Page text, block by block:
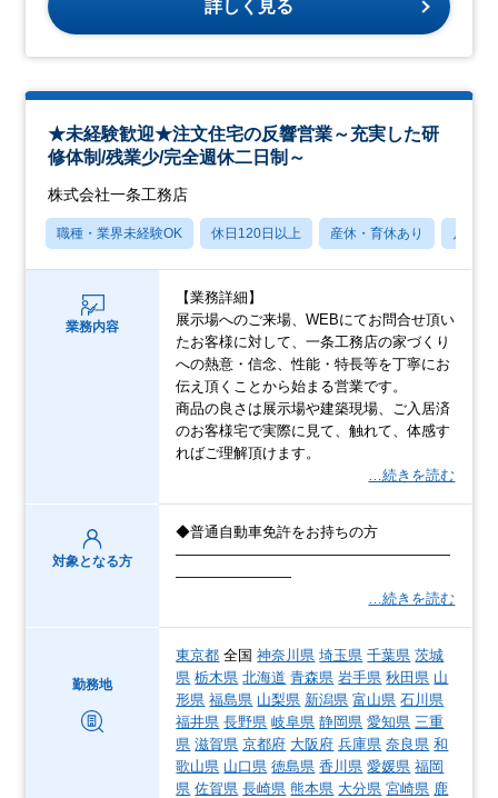
詳しく見る
★未経験歓迎★注文住宅の反響営業～充実した研
修体制/残業少/完全週休二日制～
株式会社一条工務店
職種・業界未経験OK 休日120日以上 産休・育休あり 月残業
業務内容
【業務詳細】
展示場へのご来場、WEBにてお問合せ頂い
たお客様に対して、一条工務店の家づくり
への熱意・信念、性能・特長等を丁寧にお
伝え頂くことから始まる営業です。
商品の良さは展示場や建築現場、ご入居済
のお客様宅で実際に見て、触れて、体感す
ればご理解頂けます。
…続きを読む
対象となる方
◆普通自動車免許をお持ちの方
―――――――――――――――――――
――――――――
…続きを読む
勤務地
東京都 全国神奈川県 埼玉県 千葉県 茨城
県 栃木県 北海道 青森県 岩手県 秋田県 山
形県 福島県 山梨県 新潟県 富山県 石川県
福井県 長野県 岐阜県 静岡県 愛知県 三重
県 滋賀県 京都府 大阪府 兵庫県 奈良県 和
歌山県 山口県 徳島県 香川県 愛媛県 福岡
県 佐賀県 長崎県 熊本県 大分県 宮崎県 鹿